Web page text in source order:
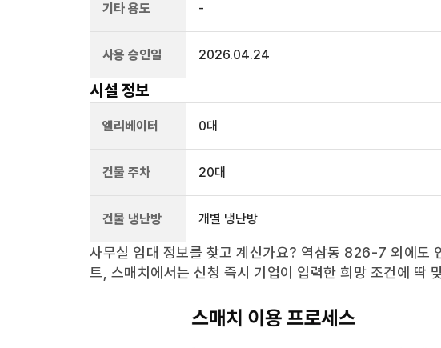
기타 용도 -
사용 승인일 2026.04.24
시설 정보
엘리베이터 0대
건물 주차 20대
건물 냉난방 개별 냉난방
사무실 임대 정보를 찾고 계신가요? 역삼동 826-7 외에도
트, 스매치에서는 신청 즉시 기업이 입력한 희망 조건에 딱